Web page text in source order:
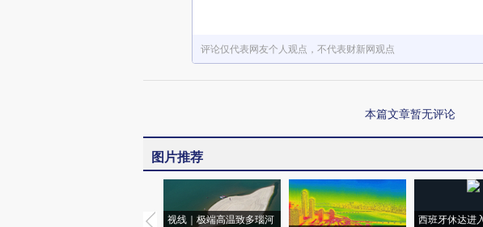
评论仅代表网友个人观点，不代表财新网观点
本篇文章暂无评论
图片推荐
视线｜极端高温致多瑙河
西班牙休达进